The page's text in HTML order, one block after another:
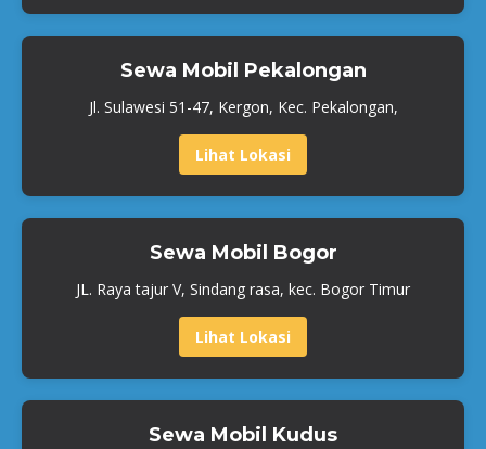
Sewa Mobil Pekalongan
Jl. Sulawesi 51-47, Kergon, Kec. Pekalongan,
Lihat Lokasi
Sewa Mobil Bogor
JL. Raya tajur V, Sindang rasa, kec. Bogor Timur
Lihat Lokasi
Sewa Mobil Kudus